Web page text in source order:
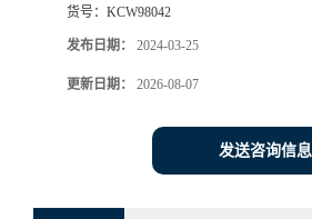
货号： KCW98042
发布日期： 2024-03-25
更新日期： 2026-08-07
发送咨询信息